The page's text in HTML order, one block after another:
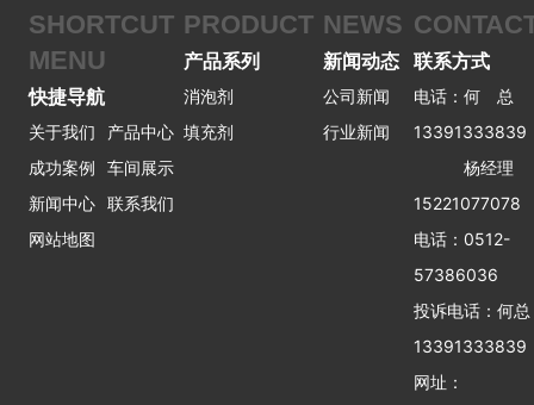
SHORTCUT
MENU
快捷导航
关于我们
产品中心
成功案例
车间展示
新闻中心 联系我们
网站地图
PRODUCT
产品系列
消泡剂
填充剂
NEWS
新闻动态
公司新闻
行业新闻
联系方式
电话：何 总
13391333839
杨经理
15221077078
电话：0512-
57386036
投诉电话：何总
13391333839
网址：